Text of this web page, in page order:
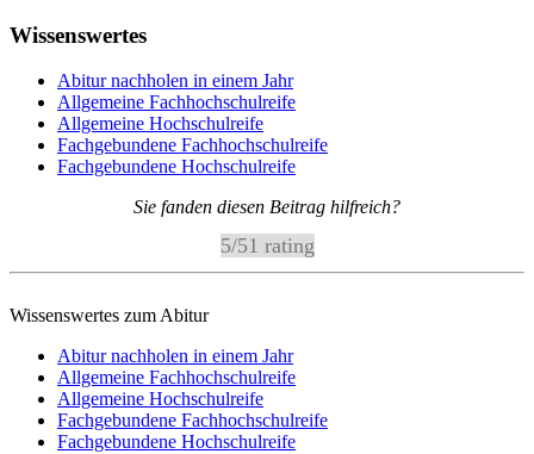
Wissenswertes
Abitur nachholen in einem Jahr
Allgemeine Fachhochschulreife
Allgemeine Hochschulreife
Fachgebundene Fachhochschulreife
Fachgebundene Hochschulreife
Sie fanden diesen Beitrag hilfreich?
5/51 rating
Wissenswertes zum Abitur
Abitur nachholen in einem Jahr
Allgemeine Fachhochschulreife
Allgemeine Hochschulreife
Fachgebundene Fachhochschulreife
Fachgebundene Hochschulreife